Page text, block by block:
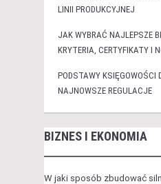
LINII PRODUKCYJNEJ
JAK WYBRAĆ NAJLEPSZE
KRYTERIA, CERTYFIKATY I
PODSTAWY KSIĘGOWOŚCI
NAJNOWSZE REGULACJE
BIZNES I EKONOMIA
W jaki sposób zbudować